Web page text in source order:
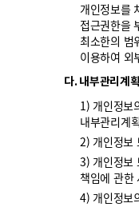
개인정보를
접근권한을
최소한의 범
이용하여 외
다. 내부관리계
1) 개인정보
내부관리계
2) 개인정보
3) 개인정보
책임에 관한
4) 개인정보